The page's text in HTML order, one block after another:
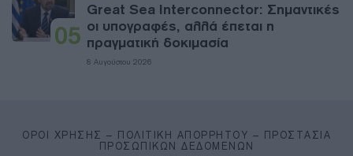
05
Great Sea Interconnector: Σημαντικές
οι υπογραφές, αλλά έπεται η
πραγματική δοκιμασία
8 Αυγούστου 2026
ΌΡΟΙ ΧΡΉΣΗΣ – ΠΟΛΙΤΙΚΉ ΑΠΟΡΡΉΤΟΥ – ΠΡΟΣΤΑΣΊΑ
ΠΡΟΣΩΠΙΚΏΝ ΔΕΔΟΜΈΝΩΝ